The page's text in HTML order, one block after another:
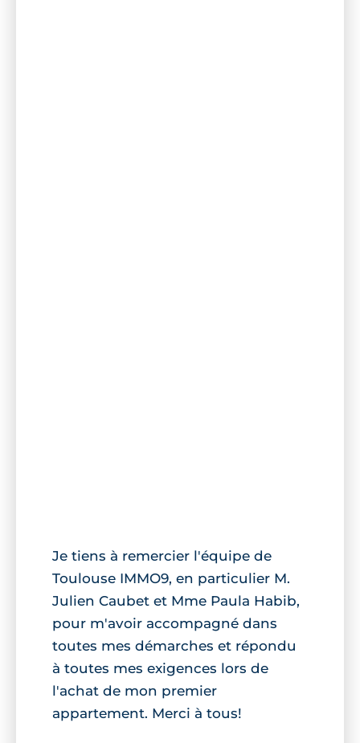
Je tiens à remercier l'équipe de
Toulouse IMMO9, en particulier M.
Julien Caubet et Mme Paula Habib,
pour m'avoir accompagné dans
toutes mes démarches et répondu
à toutes mes exigences lors de
l'achat de mon premier
appartement. Merci à tous!